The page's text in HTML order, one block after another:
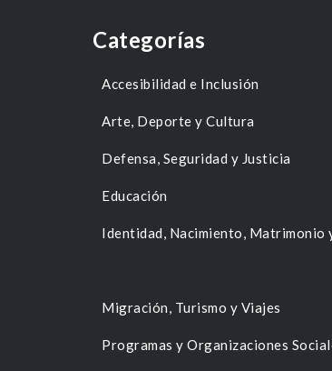
Categorías
Accesibilidad e Inclusión
Arte, Deporte y Cultura
Defensa, Seguridad y Justicia
Educación
Identidad, Nacimiento, Matrimonio
Migración, Turismo y Viajes
Programas y Organizaciones